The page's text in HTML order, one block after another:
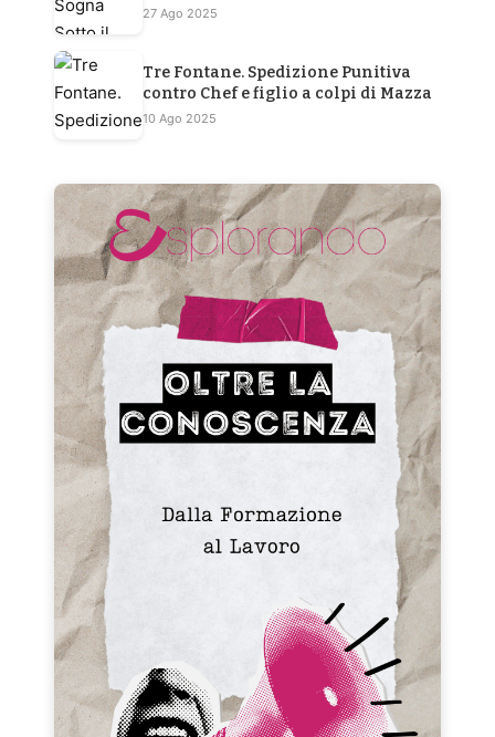
27 Ago 2025
Tre Fontane. Spedizione Punitiva
contro Chef e figlio a colpi di Mazza
10 Ago 2025